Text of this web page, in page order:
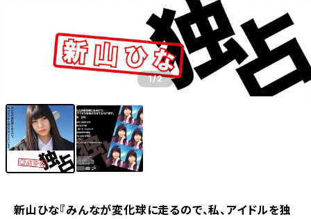
1/2
新山ひな『みんなが変化球に走るので、私、アイドルを独